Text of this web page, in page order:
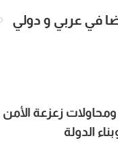
في عربي و دولي
زعزعة الأمن
الدولة